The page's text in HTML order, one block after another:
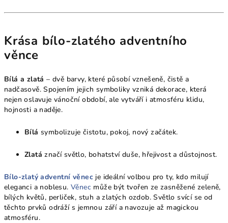
Krása bílo-zlatého adventního
věnce
Bílá a zlatá – dvě barvy, které působí vznešeně, čistě a
nadčasově. Spojením jejich symboliky vzniká dekorace, která
nejen oslavuje vánoční období, ale vytváří i atmosféru klidu,
hojnosti a naděje.
Bílá symbolizuje čistotu, pokoj, nový začátek.
Zlatá značí světlo, bohatství duše, hřejivost a důstojnost.
Bílo-zlatý adventní věnec je ideální volbou pro ty, kdo milují
eleganci a noblesu.Věnec může být tvořen ze zasněžené zeleně,
bílých květů, perliček, stuh a zlatých ozdob. Světlo svící se od
těchto prvků odráží s jemnou září a navozuje až magickou
atmosféru.